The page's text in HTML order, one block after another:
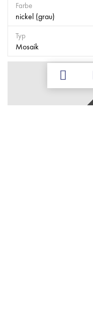
Farbe
nickel (grau)
Typ
Mosaik